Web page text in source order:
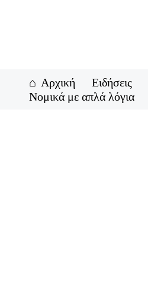
Αρχική Ειδήσεις
Νομικά με απλά λόγια